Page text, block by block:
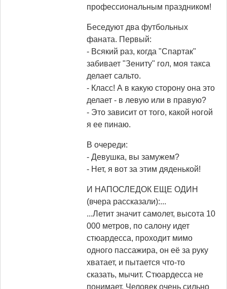
профессиональным праздником!
Беседуют два футбольных
фаната. Первый:
- Всякий раз, когда "Спартак"
забивает "Зениту" гол, моя такса
делает сальто.
- Класс! А в какую сторону она это
делает - в левую или в правую?
- Это зависит от того, какой ногой
я ее пинаю.
В очереди:
- Девушка, вы замужем?
- Нет, я вот за этим дяденькой!
И НАПОСЛЕДОК ЕЩЕ ОДИН
(вчера рассказали):...
...Летит значит самолет, высота 10
000 метров, по салону идет
стюардесса, проходит мимо
одного пассажира, он её за руку
хватает, и пытается что-то
сказать, мычит. Стюардесса не
понимает. Человек очень сильно